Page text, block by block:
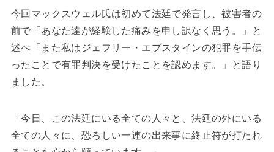
今回マックスウェル氏は初めて法廷で発言し、被害者の
前で「あなた達が経験した痛みを申し訳なく思う。」と
述べ「また私はジェフリー・エプスタインの犯罪を手伝
ったことで有罪判決を受けたことを認めます。」と語り
ました。
「今日、この法廷にいる全ての人々と、法廷の外にいる
全ての人々に、恐ろしい一連の出来事に終止符が打たれ